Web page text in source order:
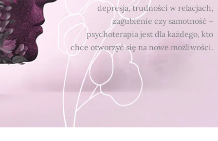
depresja, trudności w relacjach,
zagubienie czy samotność –
psychoterapia jest dla każdego, kto
chce otworzyć się na nowe możliwości.